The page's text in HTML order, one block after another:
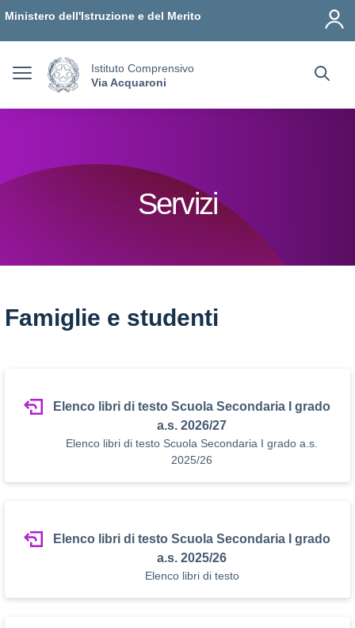
Ministero dell'Istruzione e del Merito
Istituto Comprensivo
Via Acquaroni
Servizi
Famiglie e studenti
Elenco libri di testo Scuola Secondaria I grado
a.s. 2026/27
Elenco libri di testo Scuola Secondaria I grado a.s.
2025/26
Elenco libri di testo Scuola Secondaria I grado
a.s. 2025/26
Elenco libri di testo